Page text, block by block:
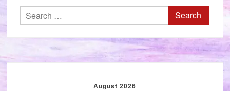
Search
for:
August 2026